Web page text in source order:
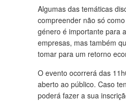
Algumas das temáticas
compreender não só
género é importante para
empresas, mas também
tomar para um retorno
O evento ocorrerá das
aberto ao público. Caso
poderá fazer a sua